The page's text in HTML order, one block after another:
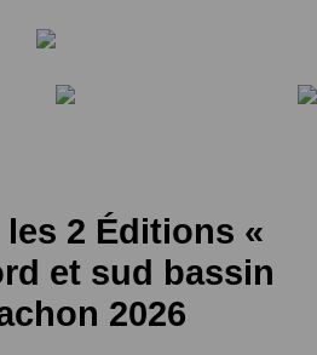
2 Éditions «
et sud bassin
2026